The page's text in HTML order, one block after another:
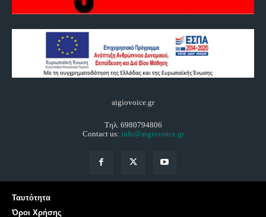
aigiovoice.gr
Τηλ. 6980794806
Contact us: info@aigiovoice.gr
Ταυτότητα
Όροι Χρήσης